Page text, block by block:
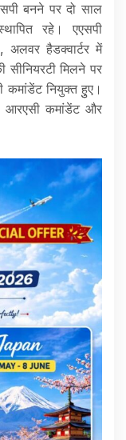
बनने पर दो साल
रहे। एएसपी
अलवर हैडक्वार्टर में
सीनियरटी मिलने पर
कमांडेंट नियुक्त हुुए।
आरएसी कमांडेंट और